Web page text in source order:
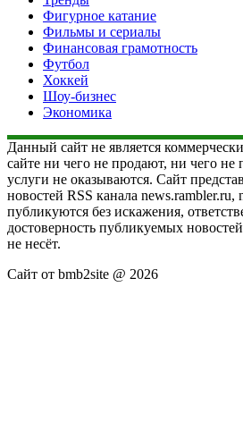
Фигурное катание
Фильмы и сериалы
Финансовая грамотность
Футбол
Хоккей
Шоу-бизнес
Экономика
Данный сайт не является
сайте ни чего не продают, ни чего не
услуги не оказываются. Сайт
новостей RSS канала
публикуются без искажения,
достоверность публикуемых
не несёт.
Сайт от bmb2site @ 2026